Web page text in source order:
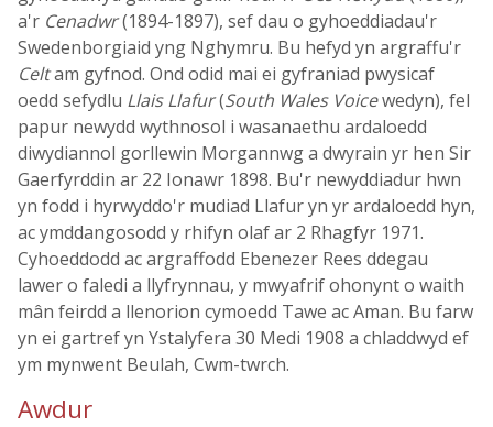
a'r Cenadwr(1894-1897), sef dau o gyhoeddiadau'r
Swedenborgiaid yng Nghymru. Bu hefyd yn argraffu'r
Celtam gyfnod. Ond odid mai ei gyfraniad pwysicaf
oedd sefydlu Llais Llafur(South Wales Voicewedyn), fel
papur newydd wythnosol i wasanaethu ardaloedd
diwydiannol gorllewin Morgannwg a dwyrain yr hen Sir
Gaerfyrddin ar 22 Ionawr 1898. Bu'r newyddiadur hwn
yn fodd i hyrwyddo'r mudiad Llafur yn yr ardaloedd hyn,
ac ymddangosodd y rhifyn olaf ar 2 Rhagfyr 1971.
Cyhoeddodd ac argraffodd Ebenezer Rees ddegau
lawer o faledi a llyfrynnau, y mwyafrif ohonynt o waith
mân feirdd a llenorion cymoedd Tawe ac Aman. Bu farw
yn ei gartref yn Ystalyfera 30 Medi 1908 a chladdwyd ef
ym mynwent Beulah, Cwm-twrch.
Awdur